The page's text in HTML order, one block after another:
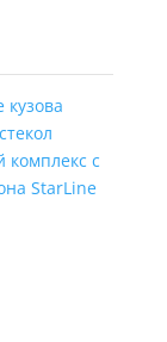
комплекс с
StarLine